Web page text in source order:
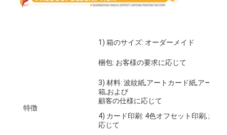
特徴
1) 箱のサイズ: オーダーメイド
梱包: お客様の要求に応じて
3) 材料: 波紋紙,アートカード紙,アート
箱,および
顧客の仕様に応じて
4) カード印刷: 4色オフセット印刷,また
応じて